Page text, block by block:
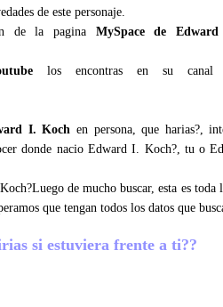
de este personaje.
de la pagina MySpace de
los encontras en su canal
I. Koch en persona, que harias?,
donde nacio Edward I. Koch?, tu o
de mucho buscar, esta es toda
que tengan todos los datos que
si estuviera frente a ti??